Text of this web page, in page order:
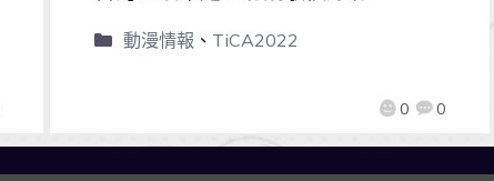
0 0
動漫情報 、 TiCA2022